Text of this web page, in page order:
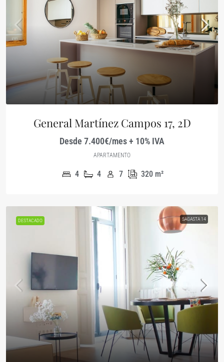
General Martínez Campos 17, 2D
Desde 7.400€/mes + 10% IVA
APARTAMENTO
4 4 7 320 m²
DESTACADO SAGASTA 14